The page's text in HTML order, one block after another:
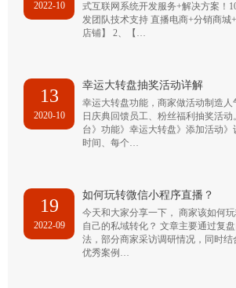
2022-10
式互联网系统开发服务+解决方案！
发团队技术支持 直播电商+分销商城
店铺】 2、【…
13
2020-10
幸运大转盘抽奖活动详解
幸运大转盘功能，商家做活动制造
日庆典回馈员工、粉丝福利抽奖活动
台》功能》幸运大转盘》添加活动
时间、每个…
19
2022-09
如何玩转微信小程序直播？
今天和大家分享一下， 商家该如何
自己的私域转化？ 文章主要通过复
法，部分商家采访调研情况，同时
优秀案例…